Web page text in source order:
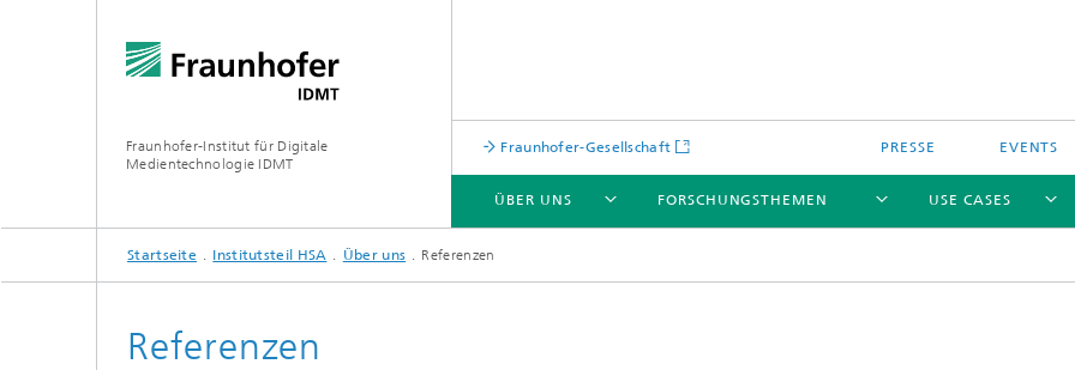
Fraunhofer-Institut für Digitale
Medientechnologie IDMT
Fraunhofer-Gesellschaft PRESSE EVENTS
ÜBER UNS
ÜBER UNS
FORSCHUNGSTHEMEN
FORSCHUNGSTHEMEN
USE CASES
USE CASES
INSTITUTSTEIL HSA
Startseite Institutsteil HSA Über uns Referenzen
Referenzen